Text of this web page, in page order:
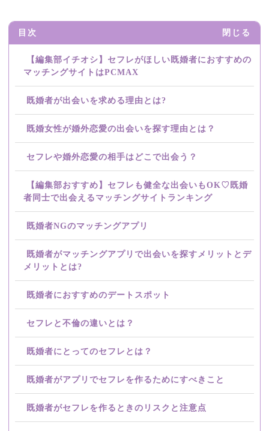
目次 閉じる
【編集部イチオシ】セフレがほしい既婚者におすすめの
マッチングサイトはPCMAX
既婚者が出会いを求める理由とは?
既婚女性が婚外恋愛の出会いを探す理由とは？
セフレや婚外恋愛の相手はどこで出会う？
【編集部おすすめ】セフレも健全な出会いもOK♡既婚
者同士で出会えるマッチングサイトランキング
既婚者NGのマッチングアプリ
既婚者がマッチングアプリで出会いを探すメリットとデ
メリットとは?
既婚者におすすめのデートスポット
セフレと不倫の違いとは？
既婚者にとってのセフレとは？
既婚者がアプリでセフレを作るためにすべきこと
既婚者がセフレを作るときのリスクと注意点